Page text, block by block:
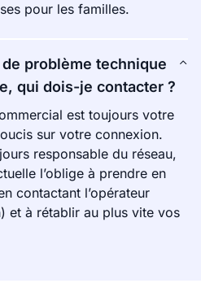
pour les familles.
problème technique
qui dois-je contacter ?
est toujours votre
sur votre connexion.
responsable du réseau,
l’oblige à prendre en
contactant l’opérateur
et à rétablir au plus vite vos